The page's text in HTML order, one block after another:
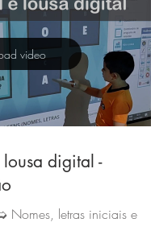
video
digital -
Nomes, letras iniciais e